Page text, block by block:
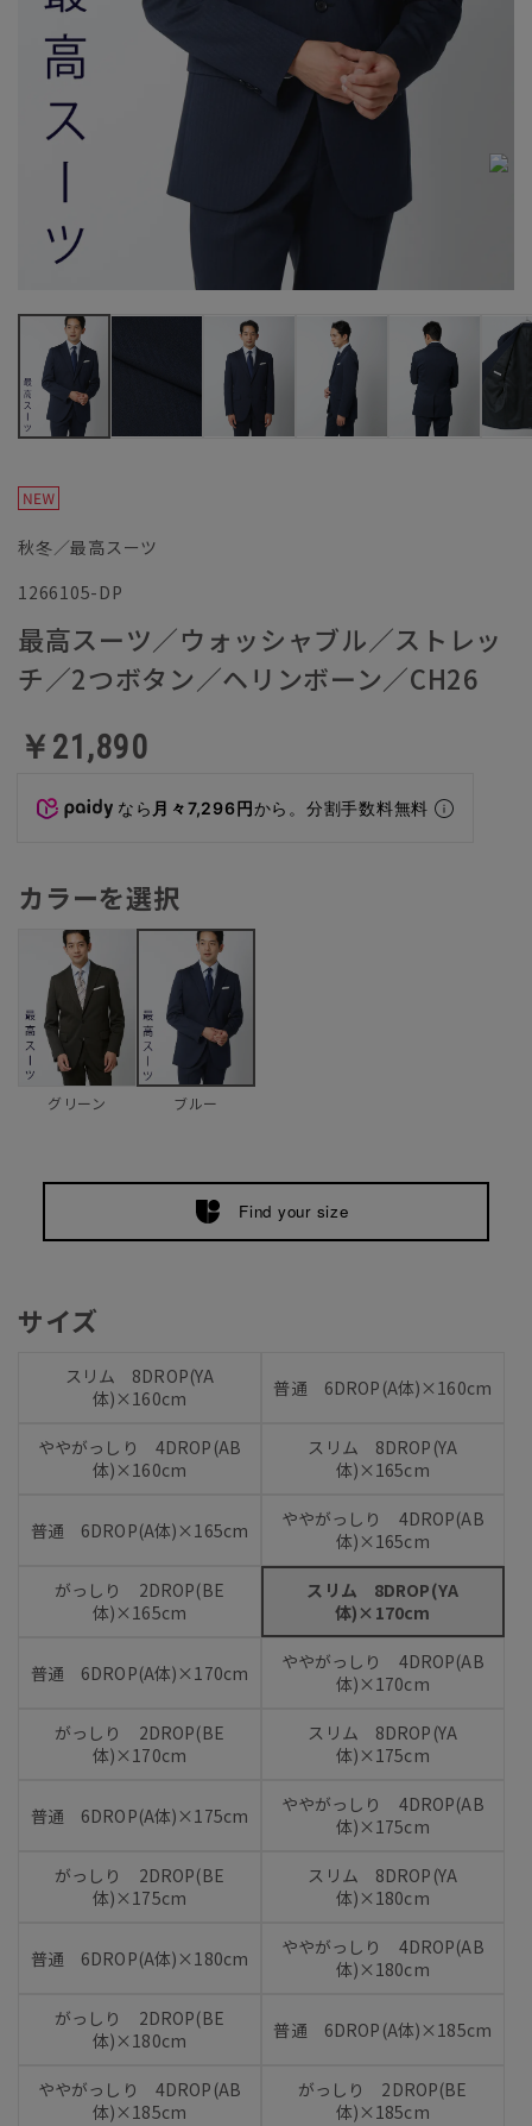
秋冬／最高スーツ
1266105-DP
最高スーツ／ウォッシャブル／ストレッ
チ／2つボタン／ヘリンボーン／CH26
￥21,890
なら 月々7,296円から。分割手数料無料
カラーを選択
グリーン ブルー
Find your size
サイズ
スリム 8DROP(YA
体)×160cm
普通 6DROP(A体)×160cm
ややがっしり 4DROP(AB
体)×160cm
スリム 8DROP(YA
体)×165cm
普通 6DROP(A体)×165cm
ややがっしり 4DROP(AB
体)×165cm
がっしり 2DROP(BE
体)×165cm
スリム 8DROP(YA
体)×170cm
普通 6DROP(A体)×170cm
ややがっしり 4DROP(AB
体)×170cm
がっしり 2DROP(BE
体)×170cm
スリム 8DROP(YA
体)×175cm
普通 6DROP(A体)×175cm
ややがっしり 4DROP(AB
体)×175cm
がっしり 2DROP(BE
体)×175cm
スリム 8DROP(YA
体)×180cm
普通 6DROP(A体)×180cm
ややがっしり 4DROP(AB
体)×180cm
がっしり 2DROP(BE
体)×180cm
普通 6DROP(A体)×185cm
ややがっしり 4DROP(AB
体)×185cm
がっしり 2DROP(BE
体)×185cm